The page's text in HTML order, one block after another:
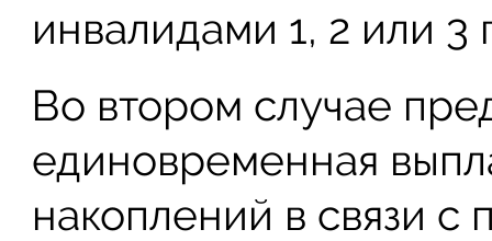
инвалидами 1, 2 или 3
Во втором случае
единовременная
накоплений в связи